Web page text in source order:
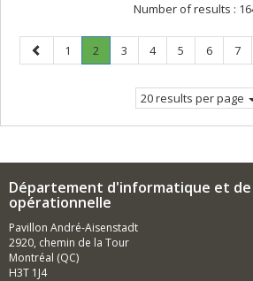
Number of results :
Previous
page
Page
1 Page
2
Current
Page
3 Page
4 Page
5 Page
6 Page
7
20 results per page
Département d'informatique et
opérationnelle
Pavillon André-Aisenstadt
2920, chemin de la Tour
Montréal (QC)
H3T 1J4